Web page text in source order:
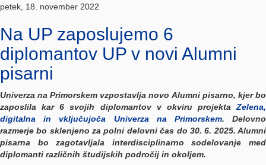
petek, 18. november 2022
Na UP zaposlujemo 6
diplomantov UP v novi Alumni
pisarni
Univerza na Primorskem vzpostavlja novo Alumni pisarno, kjer bo
zaposlila kar 6 svojih diplomantov v okviru projekta Zelena,
digitalna in vključujoča Univerza na Primorskem. Delovno
razmerje bo sklenjeno za polni delovni čas do 30. 6. 2025. Alumni
pisarna bo zagotavljala interdisciplinarno sodelovanje med
diplomanti različnih študijskih področij in okoljem.